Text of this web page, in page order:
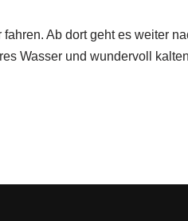
Ab dort geht es weiter
Wasser und wundervoll